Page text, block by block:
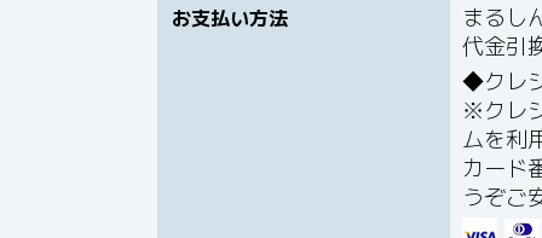
お支払い方法
まるし
代金引
クレ
※クレ
ムを利
カード
うぞご